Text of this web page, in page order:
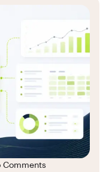
Comments